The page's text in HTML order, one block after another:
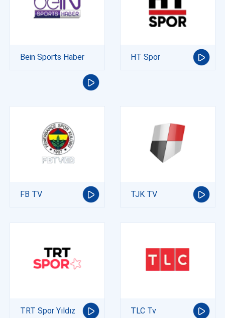
Bein Sports Haber HT Spor
FB TV TJK TV
TRT Spor Yıldız TLC Tv